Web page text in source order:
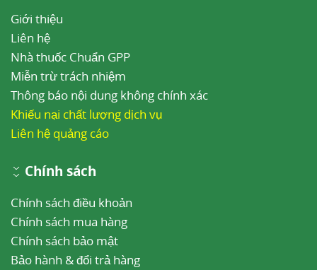
Giới thiệu
Liên hệ
Nhà thuốc Chuẩn GPP
Miễn trừ trách nhiệm
Thông báo nội dung không chính xác
Khiếu nại chất lượng dịch vụ
Liên hệ quảng cáo
Chính sách
Chính sách điều khoản
Chính sách mua hàng
Chính sách bảo mật
Bảo hành & đổi trả hàng